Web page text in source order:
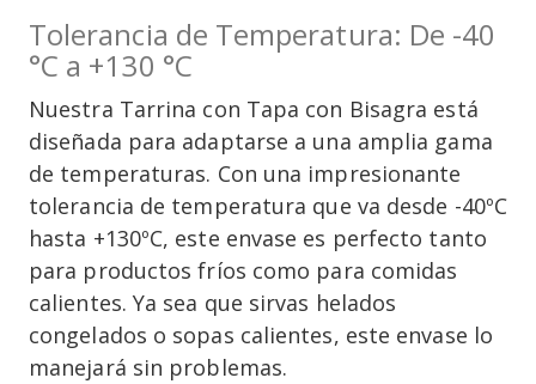
Tolerancia de Temperatura: De -40
°C a +130 °C
Nuestra Tarrina con Tapa con Bisagra está
diseñada para adaptarse a una amplia gama
de temperaturas. Con una impresionante
tolerancia de temperatura que va desde -40ºC
hasta +130ºC, este envase es perfecto tanto
para productos fríos como para comidas
calientes. Ya sea que sirvas helados
congelados o sopas calientes, este envase lo
manejará sin problemas.